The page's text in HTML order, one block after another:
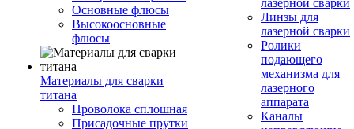
Основные флюсы
Высокоосновные
флюсы
Материалы для сварки
титана
Проволока сплошная
Присадочные прутки
лазерной сварки
Линзы для
лазерной сварки
Ролики
подающего
механизма для
лазерного
аппарата
Каналы